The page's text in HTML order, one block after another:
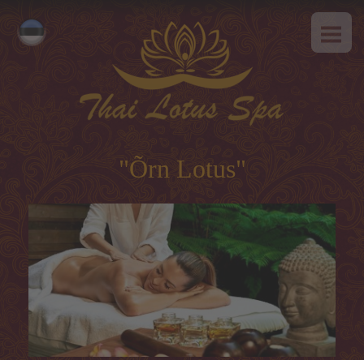
Русский
MEIST
Klassikaline massaaz
SPAa-programmid
Tai-programmid
Näohooldus
"Õrn Lotus"